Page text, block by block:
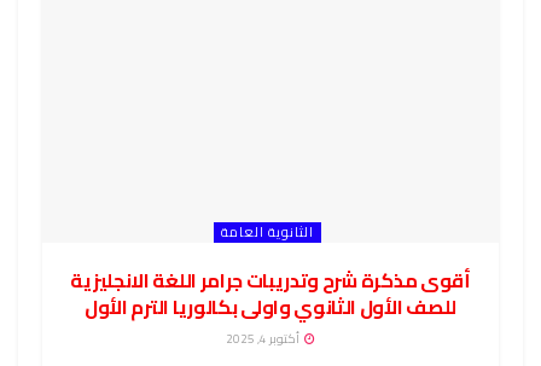
الثانوية العامة
أقوى مذكرة شرح وتدريبات جرامر اللغة الانجليزية
للصف الأول الثانوي واولى بكالوريا الترم الأول
أكتوبر 4, 2025